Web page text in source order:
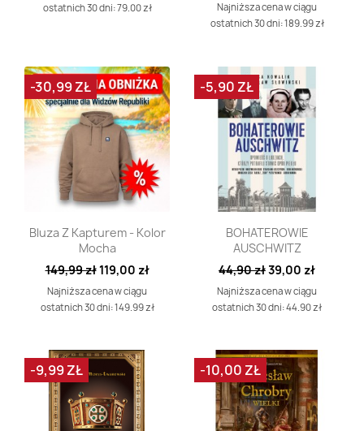
ostatnich 30 dni: 79.00 zł
Najniższa cena w ciągu
ostatnich 30 dni: 189.99 zł
Szybki podgląd
Bluza Z Kapturem - Kolor
Mocha
149,99 zł119,00 zł
Najniższa cena w ciągu
ostatnich 30 dni: 149.99 zł
-30,99 ZŁ
Szybki podgląd
BOHATEROWIE
AUSCHWITZ
44,90 zł39,00 zł
Najniższa cena w ciągu
ostatnich 30 dni: 44.90 zł
-5,90 ZŁ
-9,99 ZŁ -10,00 ZŁ